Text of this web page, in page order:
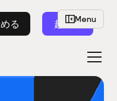
る 起動Menu